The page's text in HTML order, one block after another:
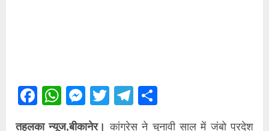
Facebook
WhatsApp
Messenger
TwitterTelegram
तहलका न्यूज,बीकानेर। कांग्रेस ने चुनावी साल में जंबो प्रदेश